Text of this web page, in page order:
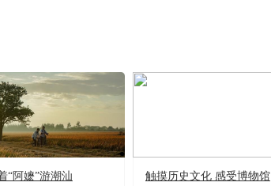
“阿嬷”游潮汕
触摸历史文化 感受博物馆